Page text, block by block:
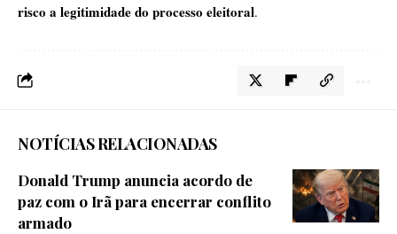
risco a legitimidade do processo eleitoral.
NOTÍCIAS RELACIONADAS
Donald Trump anuncia acordo de
paz com o Irã para encerrar conflito
armado